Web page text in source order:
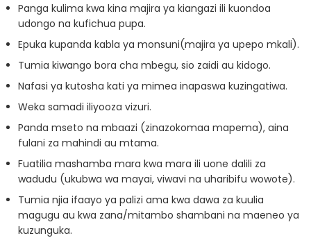
Panga kulima kwa kina majira ya kiangazi ili kuondoa
udongo na kufichua pupa.
Epuka kupanda kabla ya monsuni(majira ya upepo mkali).
Tumia kiwango bora cha mbegu, sio zaidi au kidogo.
Nafasi ya kutosha kati ya mimea inapaswa kuzingatiwa.
Weka samadi iliyooza vizuri.
Panda mseto na mbaazi (zinazokomaa mapema), aina
fulani za mahindi au mtama.
Fuatilia mashamba mara kwa mara ili uone dalili za
wadudu (ukubwa wa mayai, viwavi na uharibifu wowote).
Tumia njia ifaayo ya palizi ama kwa dawa za kuulia
magugu au kwa zana/mitambo shambani na maeneo ya
kuzunguka.